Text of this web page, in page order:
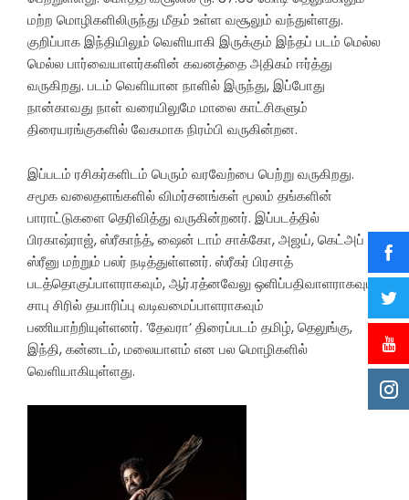
மற்ற மொழிகளிலிருந்து மீதம் உள்ள வசூலும் வந்துள்ளது.
குறிப்பாக இந்தியிலும் வெளியாகி இருக்கும் இந்தப் படம் மெல்ல
மெல்ல பார்வையாளர்களின் கவனத்தை அதிகம் ஈர்த்து
வருகிறது. படம் வெளியான நாளில் இருந்து, இப்போது
நான்காவது நாள் வரையிலுமே மாலை காட்சிகளும்
திரையரங்குகளில் வேகமாக நிரம்பி வருகின்றன.
இப்படம் ரசிகர்களிடம் பெரும் வரவேற்பை பெற்று வருகிறது.
சமூக வலைதளங்களில் விமர்சனங்கள் மூலம் தங்களின்
பாராட்டுகளை தெரிவித்து வருகின்றனர். இப்படத்தில்
பிரகாஷ்ராஜ், ஸ்ரீகாந்த், ஷைன் டாம் சாக்கோ, அஜய், கெட்அப்
ஸ்ரீனு மற்றும் பலர் நடித்துள்ளனர். ஸ்ரீகர் பிரசாத்
படத்தொகுப்பாளராகவும், ஆர்.ரத்னவேலு ஒளிப்பதிவாளராகவும்,
சாபு சிரில் தயாரிப்பு வடிவமைப்பாளராகவும்
பணியாற்றியுள்ளனர். ’தேவரா’ திரைப்படம் தமிழ், தெலுங்கு,
இந்தி, கன்னடம், மலையாளம் என பல மொழிகளில்
வெளியாகியுள்ளது.